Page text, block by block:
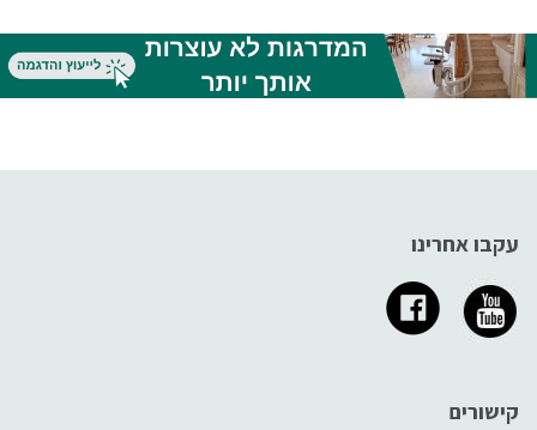
את העסקים שברשותם לנגישים.
באמצעות פעולה פשוטה של
רכישת רמפה לכיסא גלגלים ושל
עקבו אחרינו
קישורים